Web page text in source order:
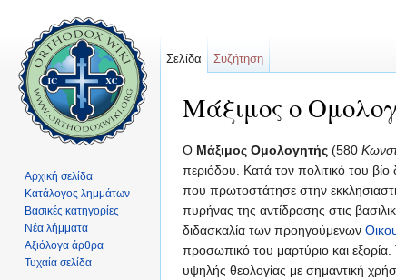
Μάξιμος ο
Ο Μάξιμος Ομολογητής (580
περιόδου. Κατά τον πολιτικό του
που πρωτοστάτησε στην
πυρήνας της αντίδρασης στις
διδασκαλία των προηγούμενων
προσωπικό του μαρτύριο και εξορία.
υψηλής θεολογίας με σημαντική
Σελίδα Συζήτηση
Αρχική σελίδα
Κατάλογος λημμάτων
Βασικές κατηγορίες
Νέα λήμματα
Αξιόλογα άρθρα
Τυχαία σελίδα